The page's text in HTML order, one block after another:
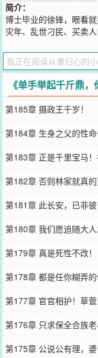
简介：
博士毕业的徐锋，眼看
灾年、乱世刁民、买卖
就在他有些束手无策的
前累读：0字】【当前转
徐锋目瞪口呆地看着觉
后……“打听一下，知道
说的是武状元！”“嗯，还
您要是觉得《单手举起
要忘记向您QQ群和微博
《单手举起千斤鼎
第185章 摄政王千岁！
第184章 生身之父的性命
第183章 正是千里宝马！
第182章 否则林家就真
第181章 此长安，已非
第180章 我们愿追随大
第179章 真是死性不改！
第178章 都是任你糊弄的
第177章 官官相护！草菅
第176章 只求保全合族
第175章 公说公有理，